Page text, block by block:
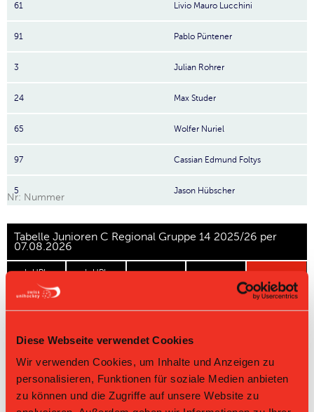
Diese Webseite verwendet Cookies
Wir verwenden Cookies, um Inhalte und Anzeigen zu
personalisieren, Funktionen für soziale Medien anbieten
zu können und die Zugriffe auf unsere Website zu
61 Livio Mauro Lucchini
91 Pablo Püntener
3 Julian Rohrer
24 Max Studer
65 Wolfer Nuriel
97 Cassian Edmund Foltys
5 Jason Hübscher
Nr: Nummer
Tabelle Junioren C Regional Gruppe 14 2025/26 per
07.08.2026
L-UPL
Men
L-UPL
Rg. Team Sp TD PQ P
Master Round
Challenge Round